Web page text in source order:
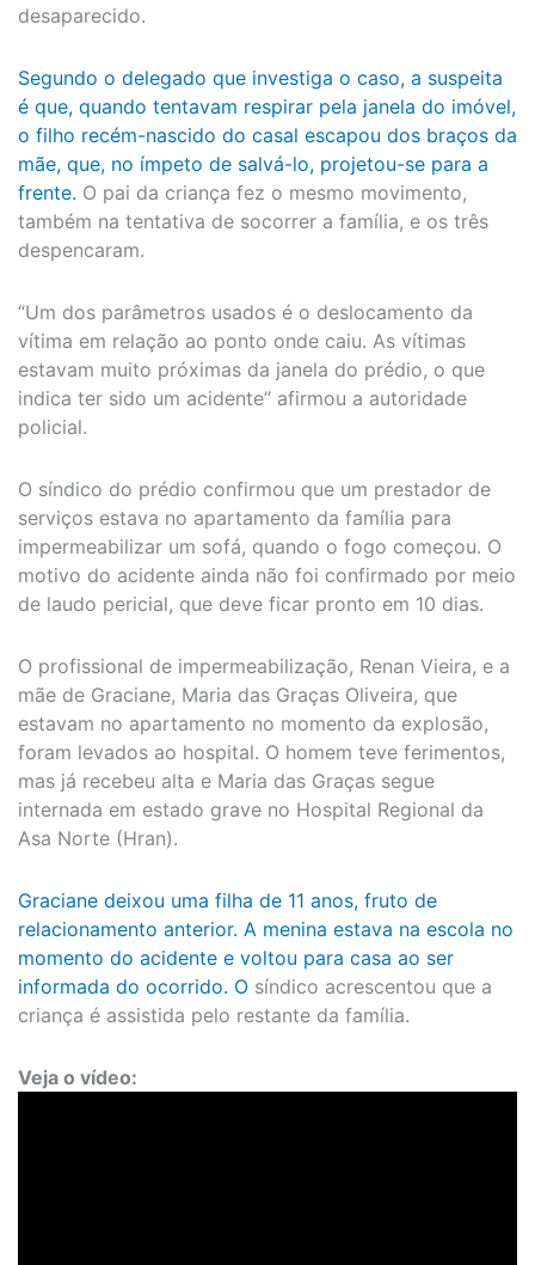
desaparecido.
Segundo o delegado que investiga o caso, a suspeita
é que, quando tentavam respirar pela janela do imóvel,
o filho recém-nascido do casal escapou dos braços da
mãe, que, no ímpeto de salvá-lo, projetou-se para a
frente. O pai da criança fez o mesmo movimento,
também na tentativa de socorrer a família, e os três
despencaram.
“Um dos parâmetros usados é o deslocamento da
vítima em relação ao ponto onde caiu. As vítimas
estavam muito próximas da janela do prédio, o que
indica ter sido um acidente” afirmou a autoridade
policial.
O síndico do prédio confirmou que um prestador de
serviços estava no apartamento da família para
impermeabilizar um sofá, quando o fogo começou. O
motivo do acidente ainda não foi confirmado por meio
de laudo pericial, que deve ficar pronto em 10 dias.
O profissional de impermeabilização, Renan Vieira, e a
mãe de Graciane, Maria das Graças Oliveira, que
estavam no apartamento no momento da explosão,
foram levados ao hospital. O homem teve ferimentos,
mas já recebeu alta e Maria das Graças segue
internada em estado grave no Hospital Regional da
Asa Norte (Hran).
Graciane deixou uma filha de 11 anos, fruto de
relacionamento anterior. A menina estava na escola no
momento do acidente e voltou para casa ao ser
informada do ocorrido. O síndico acrescentou que a
criança é assistida pelo restante da família.
Veja o vídeo: